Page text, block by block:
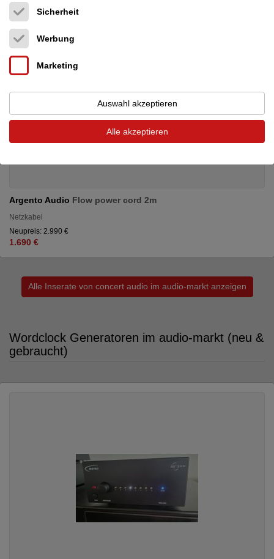
Argento Audio Flow power cord 2m
Netzkabel
Neupreis: 2.990 €
1.690 €
Alle Inserate von concert audio im audio-markt anzeigen
Wordclock Generatoren im audio-markt (neu &
gebraucht)
Sicherheit
Werbung
Marketing
Auswahl akzeptieren
Alle akzeptieren